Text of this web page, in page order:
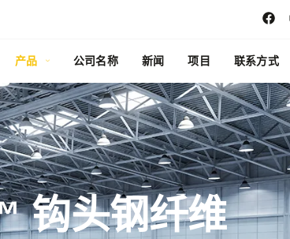
产品 公司名称 新闻 项目 联系方式
钩头钢纤维